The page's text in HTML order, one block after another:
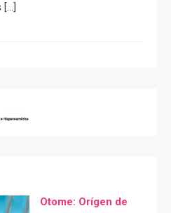
[…]
Otome: Orígen de